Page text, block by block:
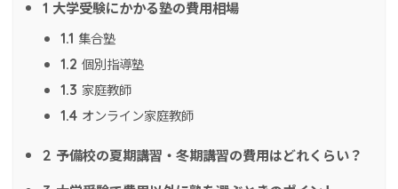
1 大学受験にかかる塾の費用相場
1.1 集合塾
1.2 個別指導塾
1.3 家庭教師
1.4 オンライン家庭教師
2 予備校の夏期講習・冬期講習の費用はどれくらい？